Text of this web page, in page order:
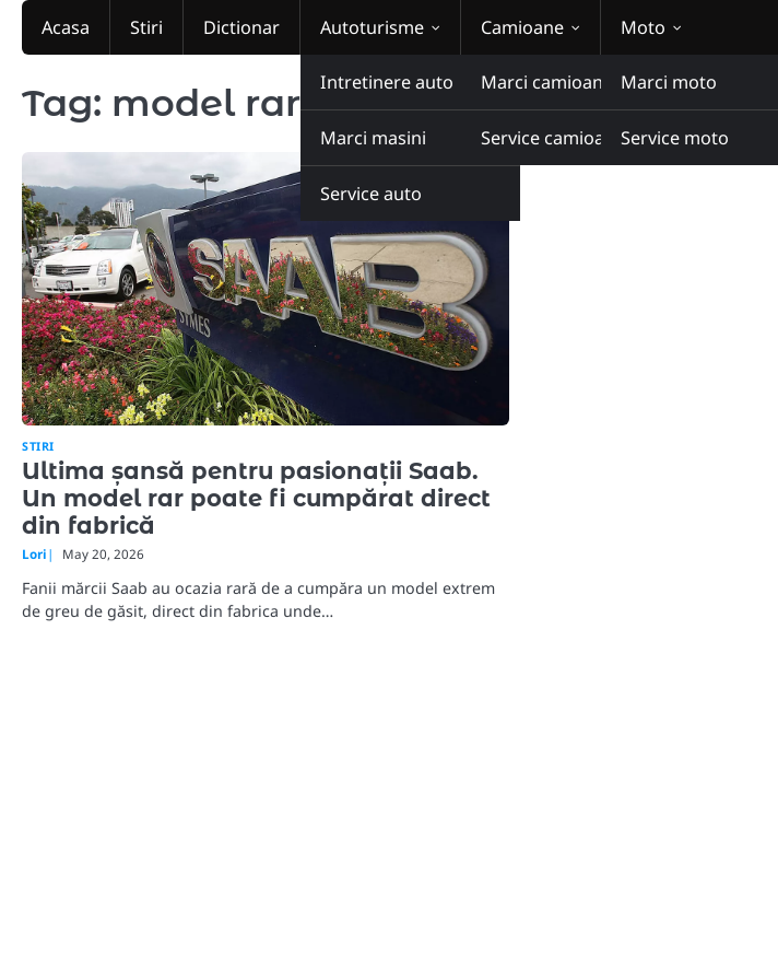
Skip
Acasa Stiri Dictionar Autoturisme
Intretinere auto
Marci masini
Service auto
Camioane
Marci camioane
Service camioane
Moto
Marci moto
Service moto
Tag: model rar Saab
STIRI
Ultima șansă pentru pasionații Saab.
Un model rar poate fi cumpărat direct
din fabrică
Lori May 20, 2026
Fanii mărcii Saab au ocazia rară de a cumpăra un model extrem
de greu de găsit, direct din fabrica unde…